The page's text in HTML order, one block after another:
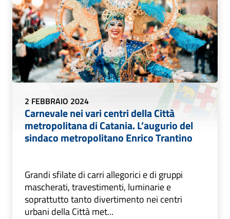
2 FEBBRAIO 2024
Carnevale nei vari centri della Città
metropolitana di Catania. L’augurio del
sindaco metropolitano Enrico Trantino
Grandi sfilate di carri allegorici e di gruppi
mascherati, travestimenti, luminarie e
soprattutto tanto divertimento nei centri
urbani della Città met...